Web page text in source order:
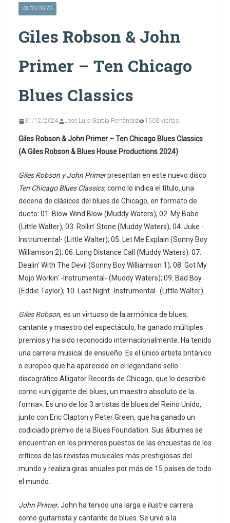
ANTOLOGÍAS
Giles Robson & John
Primer – Ten Chicago
Blues Classics
31/12/2024 José Luis García Fernández 1503 visitas
Giles Robson & John Primer – Ten Chicago Blues Classics
(A Giles Robson & Blues House Productions 2024)
Giles Robson y John Primerpresentan en este nuevo disco
Ten Chicago Blues Classics, como lo indica el título, una
decena de clásicos del blues de Chicago, en formato de
dueto: 01. Blow Wind Blow (Muddy Waters); 02. My Babe
(Little Walter); 03. Rollin’ Stone (Muddy Waters); 04. Juke -
Instrumental- (Little Walter); 05. Let Me Explain (Sonny Boy
Williamson 2); 06. Long Distance Call (Muddy Waters); 07.
Dealin’ With The Devil (Sonny Boy Williamson 1); 08. Got My
Mojo Workin’ -Instrumental- (Muddy Waters); 09. Bad Boy
(Eddie Taylor); 10. Last Night -Instrumental- (Little Walter).
Giles Robson, es un virtuoso de la armónica de blues,
cantante y maestro del espectáculo, ha ganado múltiples
premios y ha sido reconocido internacionalmente. Ha tenido
una carrera musical de ensueño. Es el único artista británico
o europeo que ha aparecido en el legendario sello
discográfico Alligator Records de Chicago, que lo describió
como «un gigante del blues, un maestro absoluto de la
forma». Es uno de los 3 artistas de blues del Reino Unido,
junto con Eric Clapton y Peter Green, que ha ganado un
codiciado premio de la Blues Foundation. Sus álbumes se
encuentran en los primeros puestos de las encuestas de los
críticos de las revistas musicales más prestigiosas del
mundo y realiza giras anuales por más de 15 países de todo
el mundo.
John Primer, John ha tenido una larga e ilustre carrera
como guitarrista y cantante de blues. Se unió a la